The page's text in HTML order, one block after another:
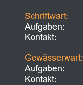
Schriftwart:
Aufgaben:
Kontakt:
Gewässerwart:
Aufgaben:
Kontakt: